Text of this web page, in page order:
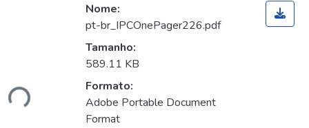
Nome:
pt-br_IPCOnePager226.pdf
Tamanho:
589.11 KB
Formato:
Adobe Portable Document
Format